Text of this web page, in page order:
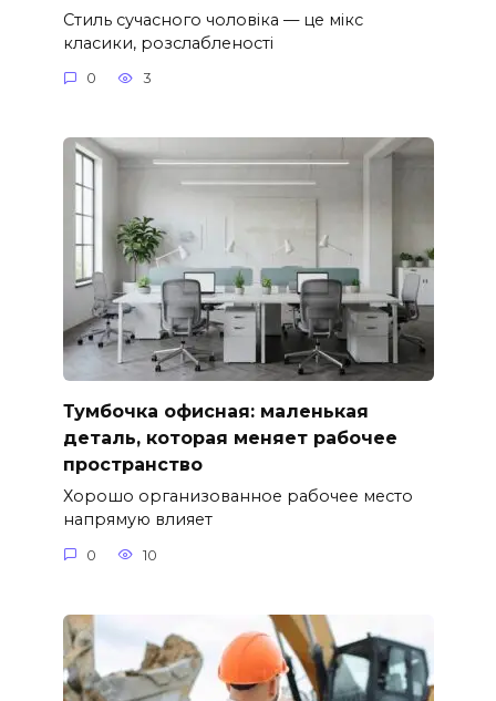
Стиль сучасного чоловіка — це мікс
класики, розслабленості
0 3
Тумбочка офисная: маленькая
деталь, которая меняет рабочее
пространство
Хорошо организованное рабочее место
напрямую влияет
0 10